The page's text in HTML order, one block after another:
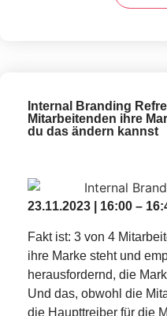
Internal Branding
Mitarbeitenden ihre
du das ändern kannst
23.11.2023 | 16:00 –
Fakt ist: 3 von 4
ihre Marke steht und
herausfordernd, die
Und das, obwohl die
die Haupttreiber für die